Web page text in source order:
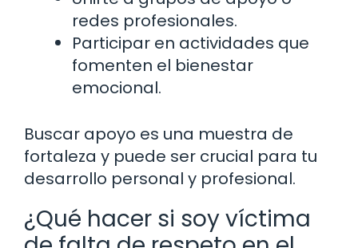
redes profesionales.
Participar en actividades que
fomenten el bienestar
emocional.
Buscar apoyo es una muestra de
fortaleza y puede ser crucial para tu
desarrollo personal y profesional.
¿Qué hacer si soy víctima